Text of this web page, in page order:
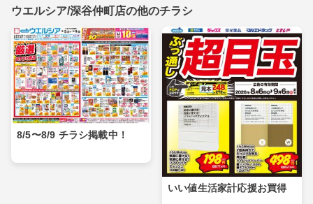
ウエルシア/深谷仲町店の他のチラシ
8/5〜8/9 チラシ掲載中！
いい値生活家計応援お買得